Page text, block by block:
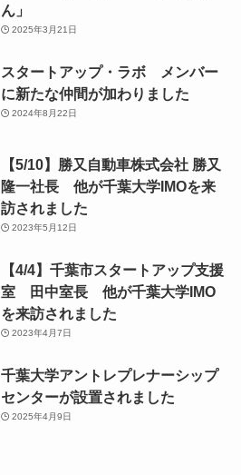
ん」
2025年3月21日
スタートアップ・ラボ メンバー
に新たな仲間が加わりました
2024年8月22日
【5/10】勝又自動車株式会社 勝又
隆一社長 他が千葉大学IMOを来
訪されました
2023年5月12日
【4/4】千葉市スタートアップ支援
室 田中室長 他が千葉大学IMO
を来訪されました
2023年4月7日
千葉大学アントレプレナーシップ
センターが設置されました
2025年4月9日